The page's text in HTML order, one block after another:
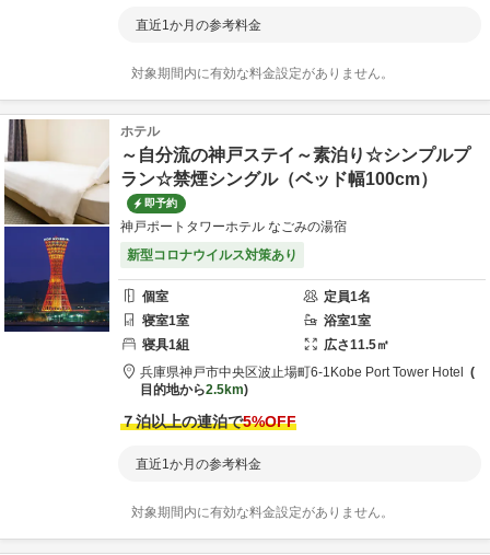
直近1か月の参考料金
対象期間内に有効な料金設定がありません。
ホテル
～自分流の神戸ステイ～素泊り☆シンプルプ
ラン☆禁煙シングル（ベッド幅100cm）
即予約
神戸ポートタワーホテル なごみの湯宿
新型コロナウイルス対策あり
個室 定員1名
寝室1室 浴室1室
寝具1組 広さ11.5㎡
兵庫県神戸市中央区波止場町6-1 Kobe Port Tower Hotel
目的地から2.5km
７泊以上の連泊で5%OFF
直近1か月の参考料金
対象期間内に有効な料金設定がありません。